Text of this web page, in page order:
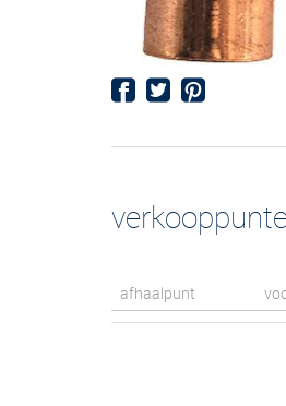
afhaalpunt